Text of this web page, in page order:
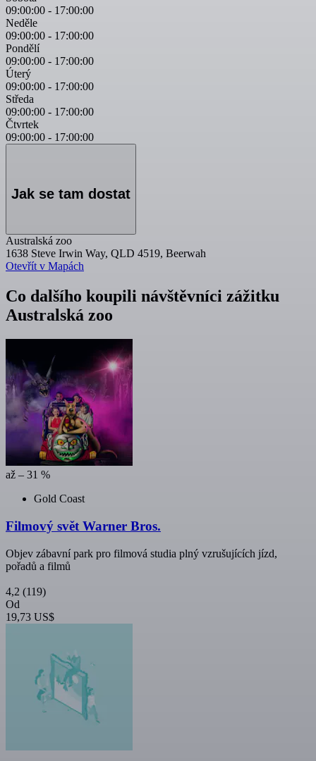
09:00:00 - 17:00:00
Neděle
09:00:00 - 17:00:00
Pondělí
09:00:00 - 17:00:00
Úterý
09:00:00 - 17:00:00
Středa
09:00:00 - 17:00:00
Čtvrtek
09:00:00 - 17:00:00
Jak se tam dostat
Australská zoo
1638 Steve Irwin Way, QLD 4519, Beerwah
Otevřít v Mapách
Co dalšího koupili návštěvníci zážitku
Australská zoo
až – 31 %
Gold Coast
Filmový svět Warner Bros.
Objev zábavní park pro filmová studia plný vzrušujících jízd,
pořadů a filmů
4,2 (119)
Od
19,73 US$